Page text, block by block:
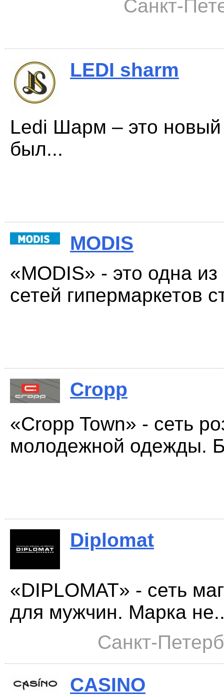
Санкт-
LEDI sharm
Ledi Шарм – это
был...
MODIS
«MODIS» - это одна
сетей гипермаркетов
Cropp
«Cropp Town» - сеть
молодежной одежды.
Diplomat
«DIPLOMAT» - сеть
для мужчин. Марка
Санкт-
CASINO